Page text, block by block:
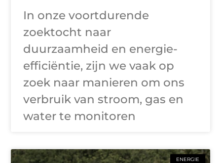
In onze voortdurende
zoektocht naar
duurzaamheid en energie-
efficiëntie, zijn we vaak op
zoek naar manieren om ons
verbruik van stroom, gas en
water te monitoren
ENERGIE